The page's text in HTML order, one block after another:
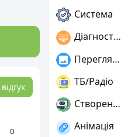
0
Система
Діагностика
Переглядачі графіки
ТБ/Радіо
Створення ігор
Анімація